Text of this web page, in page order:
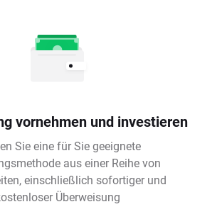
vornehmen und investieren
Sie eine für Sie geeignete
aus einer Reihe von
einschließlich sofortiger und
Überweisung